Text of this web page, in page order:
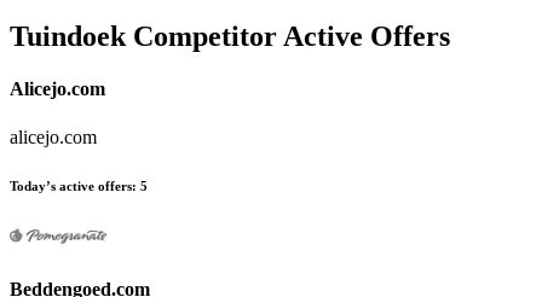
Tuindoek Competitor Active Offers
Alicejo.com
alicejo.com
Today’s active offers: 5
Beddengoed.com